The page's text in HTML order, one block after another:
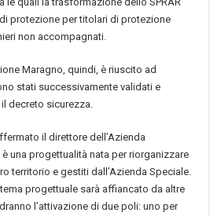
di protezione per titolari di protezione
non accompagnati.
Maragno, quindi, è riuscito ad
stati successivamente validati e
decreto sicurezza.
il direttore dell’Azienda
una progettualità nata per riorganizzare
territorio e gestiti dall’Azienda Speciale.
progettuale sarà affiancato da altre
l’attivazione di due poli: uno per